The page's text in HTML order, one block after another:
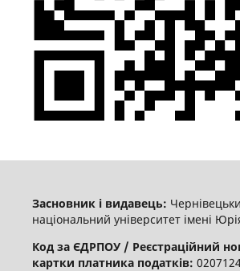
Засновник і видавець:
національний університет імені
Код за ЄДРПОУ / Реєстраційний
картки платника податків: